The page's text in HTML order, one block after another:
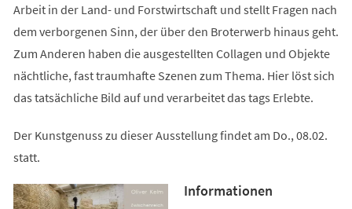
Arbeit in der Land- und Forstwirtschaft und stellt Fragen nach
dem verborgenen Sinn, der über den Broterwerb hinaus geht.
Zum Anderen haben die ausgestellten Collagen und Objekte
nächtliche, fast traumhafte Szenen zum Thema. Hier löst sich
das tatsächliche Bild auf und verarbeitet das tags Erlebte.
Der Kunstgenuss zu dieser Ausstellung findet am Do., 08.02.
statt.
Informationen